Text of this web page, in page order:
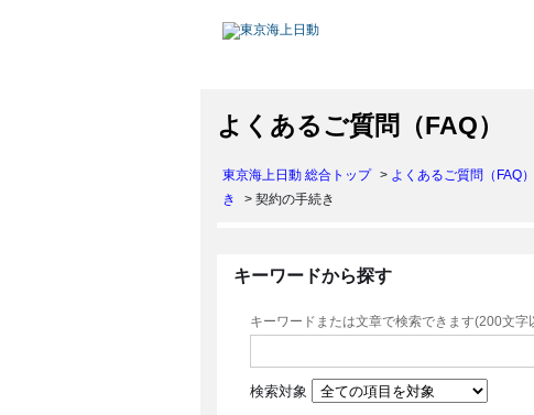
よくあるご質問（FAQ）
東京海上日動 総合トップ > よくあるご質問（FAQ）
き
> 契約の手続き
キーワードから探す
キーワードまたは文章で検索できます(200文字
検索対象